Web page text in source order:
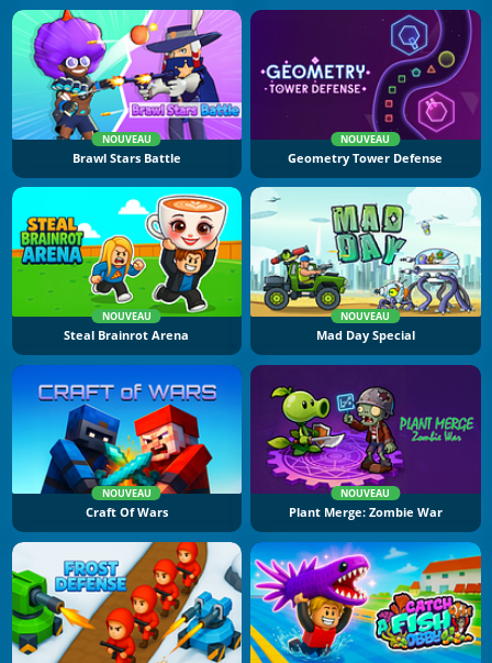
NOUVEAU
Brawl Stars Battle
NOUVEAU
Geometry Tower Defense
NOUVEAU
Steal Brainrot Arena
NOUVEAU
Mad Day Special
NOUVEAU
Craft Of Wars
NOUVEAU
Plant Merge: Zombie War